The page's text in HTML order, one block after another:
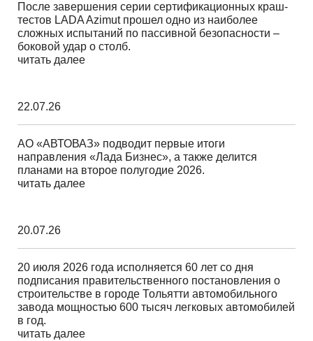
После завершения серии сертификационных краш-
тестов LADA Azimut прошел одно из наиболее
сложных испытаний по пассивной безопасности –
боковой удар о столб.
читать далее
22.07.26
АО «АВТОВАЗ» подводит первые итоги
направления «Лада Бизнес», а также делится
планами на второе полугодие 2026.
читать далее
20.07.26
20 июля 2026 года исполняется 60 лет со дня
подписания правительственного постановления о
строительстве в городе Тольятти автомобильного
завода мощностью 600 тысяч легковых автомобилей
в год.
читать далее